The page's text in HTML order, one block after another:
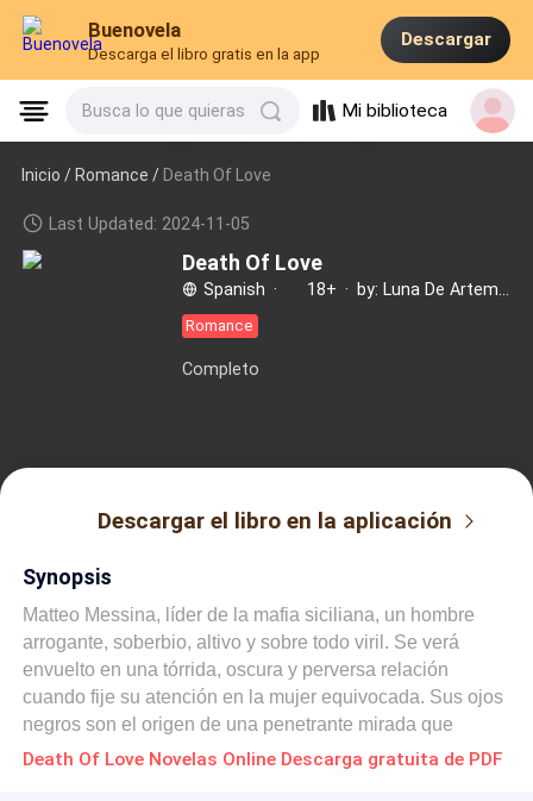
Buenovela
Descarga el libro gratis en la app
Descargar
Busca lo que quieras Mi biblioteca
Inicio /Romance / Death Of Love
Last Updated: 2024-11-05
Death Of Love
Spanish · 18+ ·
Romance
Completo
Descargar el libro en la aplicación
Synopsis
Matteo Messina, líder de la mafia siciliana, un hombre
arrogante, soberbio, altivo y sobre todo viril. Se verá
envuelto en una tórrida, oscura y perversa relación
cuando fije su atención en la mujer equivocada. Sus ojos
negros son el origen de una penetrante mirada que
congela la sangre en las venas; alto, fornido y
Death Of Love Novelas Online Descarga gratuita de PDF